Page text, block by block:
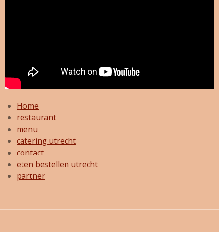
Home
restaurant
menu
catering utrecht
contact
eten bestellen utrecht
partner